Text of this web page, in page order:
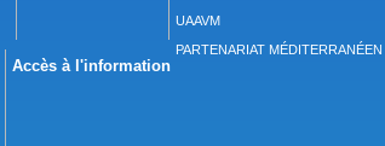
UAAVM
PARTENARIAT MÉDITERRANÉEN
Accès à l'information